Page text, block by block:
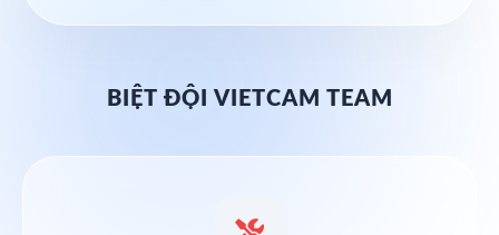
BIỆT ĐỘI VIETCAM TEAM